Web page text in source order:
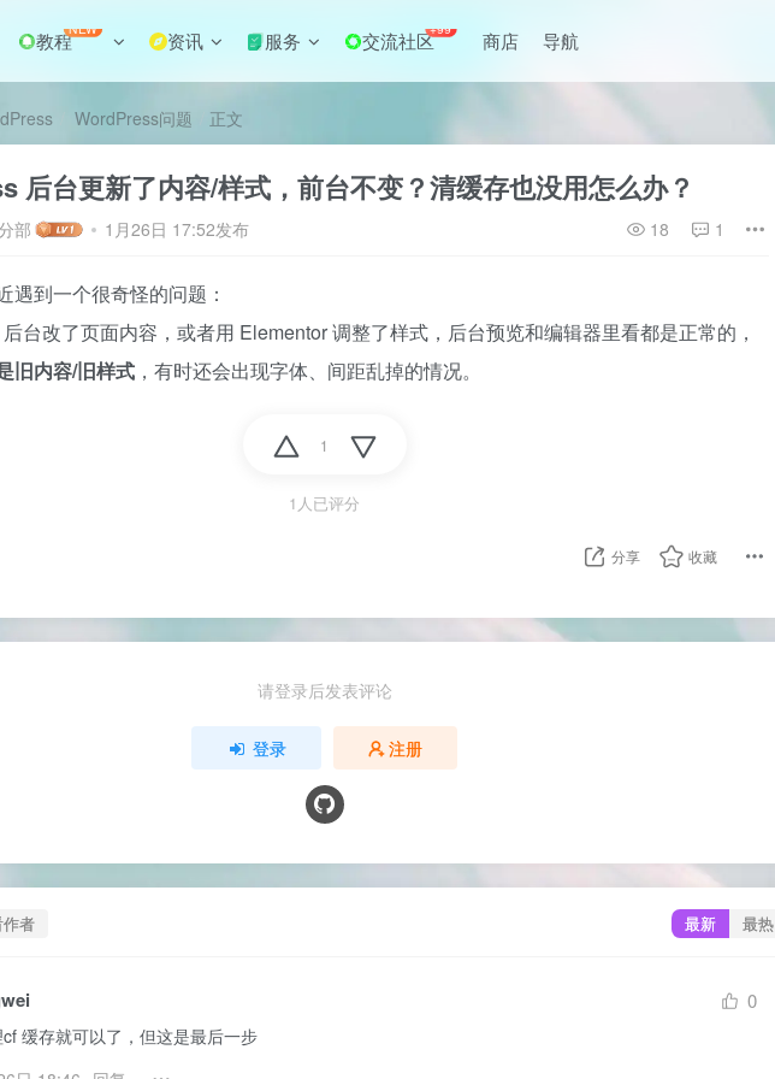
教程NEW 资讯 服务 交流社区+99 商店 导航
WordPress问题 正文
后台更新了内容/样式，前台不变？清缓存也没用怎么办？
部 1月26日 17:52发布 18 1
遇到一个很奇怪的问题：
台改了页面内容，或者用 Elementor 调整了样式，后台预览和编辑器里看都是正常的，
旧内容/旧样式 ，有时还会出现字体、间距乱掉的情况。
1
1人已评分
分享 收藏
请登录后发表评论
登录 注册
作者 最新 最热
0
缓存就可以了，但这是最后一步